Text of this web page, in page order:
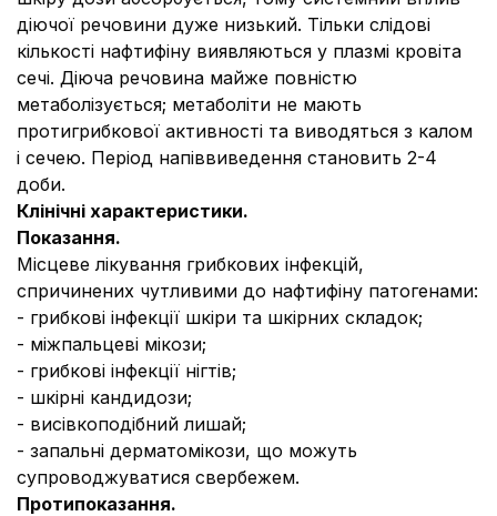
діючої речовини дуже низький. Тільки слідові
кількості нафтифіну виявляються у плазмі кровіта
сечі. Діюча речовина майже повністю
метаболізується; метаболіти не мають
протигрибкової активності та виводяться з калом
і сечею. Період напіввиведення становить 2-4
доби.
Клінічні характеристики.
Показання.
Місцеве лікування грибкових інфекцій,
спричинених чутливими до нафтифіну патогенами:
- грибкові інфекції шкіри та шкірних складок;
- міжпальцеві мікози;
- грибкові інфекції нігтів;
- шкірні кандидози;
- висівкоподібний лишай;
- запальні дерматомікози, що можуть
супроводжуватися свербежем.
Протипоказання.